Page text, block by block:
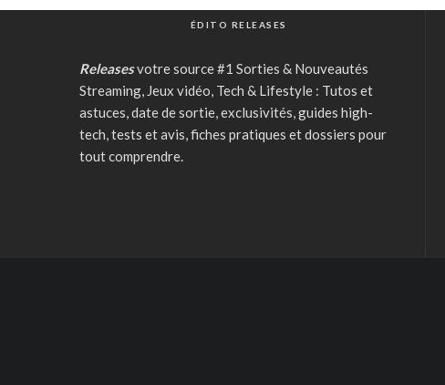
ÉDITO RELEASES
Releasesvotre source #1 Sorties & Nouveautés
Streaming, Jeux vidéo, Tech & Lifestyle : Tutos et
astuces, date de sortie, exclusivités, guides high-
tech, tests et avis, fiches pratiques et dossiers pour
tout comprendre.